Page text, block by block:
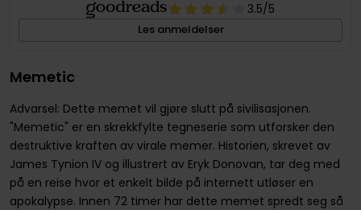
3.5/5
Les anmeldelser
Memetic
Advarsel: Dette memet vil gjøre slutt på sivilisasjonen.
"Memetic" er en skrekkfylte tegneserie som utforsker den
destruktive kraften av virale memer. Historien, skrevet av
James Tynion IV og illustrert av Eryk Donovan, tar deg med
på en reise hvor et enkelt bilde på internett utløser en
apokalypse. Innen 72 timer har dette memet spredt seg så